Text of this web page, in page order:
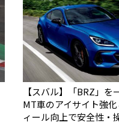
【スバル】「BRZ」
MT車のアイサイト強
ィール向上で安全性・